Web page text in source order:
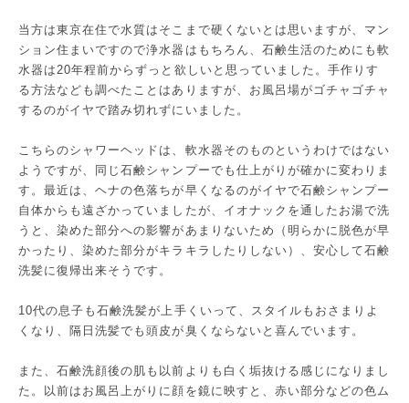
当方は東京在住で水質はそこまで硬くないとは思いますが、マン
ション住まいですので浄水器はもちろん、石鹸生活のためにも軟
水器は20年程前からずっと欲しいと思っていました。手作りす
る方法なども調べたことはありますが、お風呂場がゴチャゴチャ
するのがイヤで踏み切れずにいました。
こちらのシャワーヘッドは、軟水器そのものというわけではない
ようですが、同じ石鹸シャンプーでも仕上がりが確かに変わりま
す。最近は、ヘナの色落ちが早くなるのがイヤで石鹸シャンプー
自体からも遠ざかっていましたが、イオナックを通したお湯で洗
うと、染めた部分への影響があまりないため（明らかに脱色が早
かったり、染めた部分がキラキラしたりしない）、安心して石鹸
洗髪に復帰出来そうです。
10代の息子も石鹸洗髪が上手くいって、スタイルもおさまりよ
くなり、隔日洗髪でも頭皮が臭くならないと喜んでいます。
また、石鹸洗顔後の肌も以前よりも白く垢抜ける感じになりまし
た。以前はお風呂上がりに顔を鏡に映すと、赤い部分などの色ム